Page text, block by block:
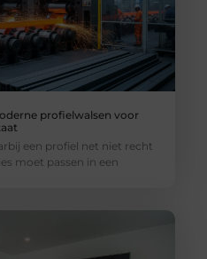
profielwalsen voor
een profiel net niet recht
moet passen in een